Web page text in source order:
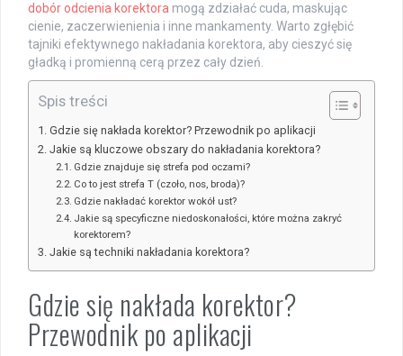
dobór odcienia korektora mogą zdziałać cuda, maskując
cienie, zaczerwienienia i inne mankamenty. Warto zgłębić
tajniki efektywnego nakładania korektora, aby cieszyć się
gładką i promienną cerą przez cały dzień.
Spis treści
Gdzie się nakłada korektor? Przewodnik po aplikacji
Jakie są kluczowe obszary do nakładania korektora?
Gdzie znajduje się strefa pod oczami?
Co to jest strefa T (czoło, nos, broda)?
Gdzie nakładać korektor wokół ust?
Jakie są specyficzne niedoskonałości, które można zakryć
korektorem?
Jakie są techniki nakładania korektora?
Gdzie się nakłada korektor?
Przewodnik po aplikacji